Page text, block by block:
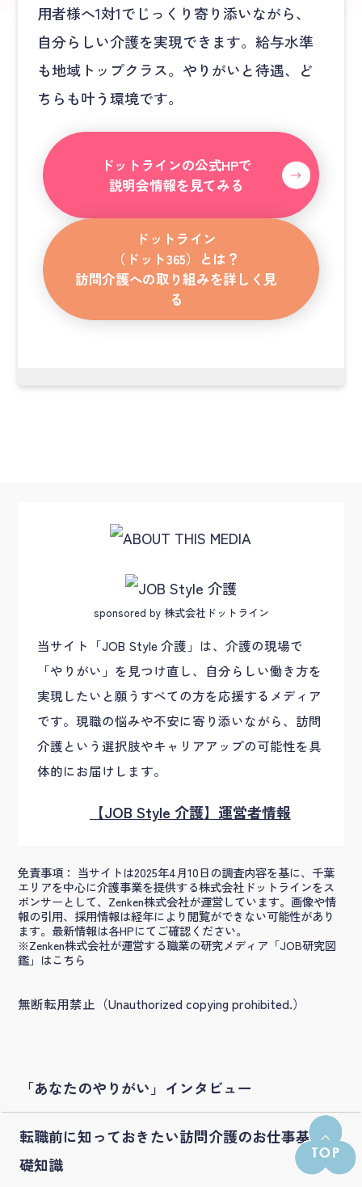
用者様へ1対1でじっくり寄り添いながら、
自分らしい介護を実現できます。給与水準
も地域トップクラス。やりがいと待遇、ど
ちらも叶う環境です。
ドットラインの公式HPで
説明会情報を見てみる
ドットライン
（ドット365）とは？
訪問介護への取り組みを詳しく見
る
sponsored by 株式会社ドットライン
当サイト「JOB Style 介護」は、介護の現場で
「やりがい」を見つけ直し、自分らしい働き方を
実現したいと願うすべての方を応援するメディア
です。現職の悩みや不安に寄り添いながら、訪問
介護という選択肢やキャリアアップの可能性を具
体的にお届けします。
【JOB Style 介護】運営者情報
免責事項： 当サイトは2025年4月10日の調査内容を基に、千葉
エリアを中心に介護事業を提供する株式会社ドットラインをス
ポンサーとして、Zenken株式会社が運営しています。画像や情
報の引用、採用情報は経年により閲覧ができない可能性があり
ます。最新情報は各HPにてご確認ください。
※Zenken株式会社が運営する職業の研究メディア「JOB研究図
鑑」はこちら
無断転用禁止（Unauthorized copying prohibited.）
「あなたのやりがい」インタビュー
転職前に知っておきたい訪問介護のお仕事基
礎知識